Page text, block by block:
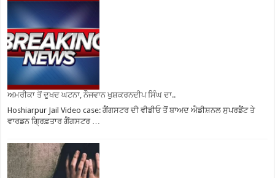
ਅਮਰੀਕਾ ਤੋਂ ਦੁਖਦ ਘਟਨਾ, ਨੌਜਵਾਨ ਖੁਸ਼ਕਰਨਦੀਪ ਸਿੰਘ ਦਾ..
Hoshiarpur Jail Video case: ਗੈਂਗਸਟਰ ਦੀ ਵੀਡੀਓ ਤੋਂ ਬਾਅਦ ਐਡੀਸ਼ਨਲ ਸੁਪਰਡੈਂਟ ਤੇ
ਵਾਰਡਨ ਗ੍ਰਿਫ਼ਤਾਰ ਗੈਂਗਸਟਰ …